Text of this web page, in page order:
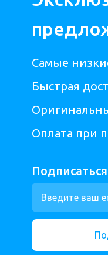
Самые
Быстрая
Оплата при